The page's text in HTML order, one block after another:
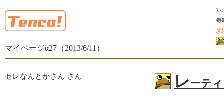
マイページα27（2013/6/11）
λ
毎
天
レ ーテ
セレなんとかさん さん